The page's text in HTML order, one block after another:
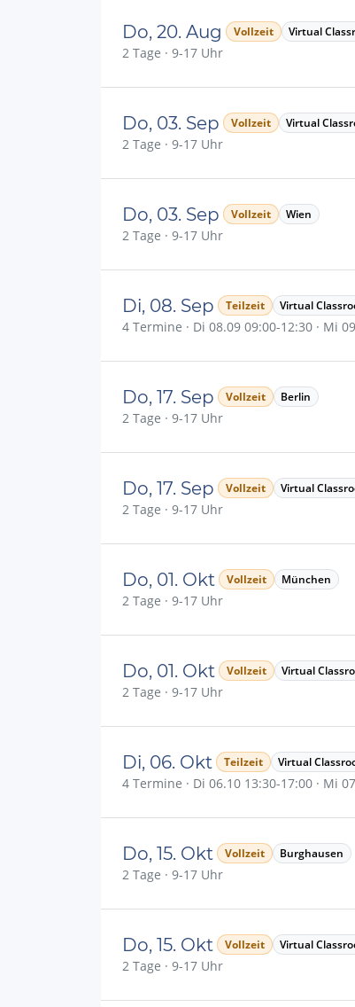
Do, 20. Aug Vollzeit Virtual
2 Tage · 9-17 Uhr
Do, 03. Sep Vollzeit Virtual
2 Tage · 9-17 Uhr
Do, 03. Sep Vollzeit Wien
2 Tage · 9-17 Uhr
Di, 08. Sep Teilzeit Virtual
4 Termine · Di 08.09 09:00-12:30 · Mi
Do, 17. Sep Vollzeit Berlin
2 Tage · 9-17 Uhr
Do, 17. Sep Vollzeit Virtual
2 Tage · 9-17 Uhr
Do, 01. Okt Vollzeit München
2 Tage · 9-17 Uhr
Do, 01. Okt Vollzeit Virtual
2 Tage · 9-17 Uhr
Di, 06. Okt Teilzeit Virtual
4 Termine · Di 06.10 13:30-17:00 · Mi
Do, 15. Okt Vollzeit Burghausen
2 Tage · 9-17 Uhr
Do, 15. Okt Vollzeit Virtual
2 Tage · 9-17 Uhr